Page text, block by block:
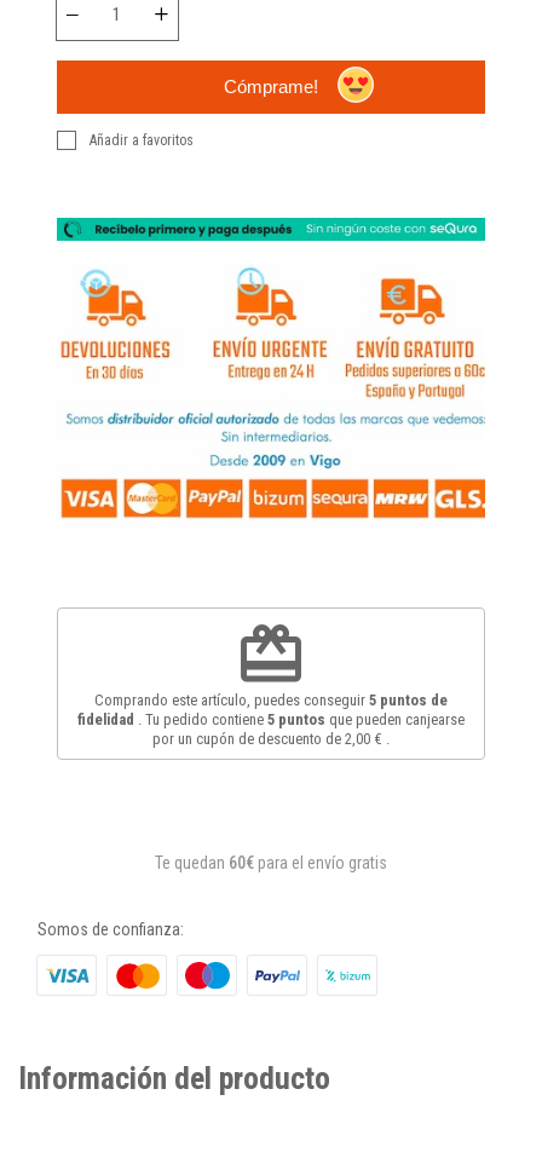
Cómprame!
Añadir a favoritos
redeem
Comprando este artículo, puedes conseguir 5 puntos de
fidelidad
. Tu pedido contiene 5 puntos que pueden canjearse
por un cupón de descuento de 2,00 €
Te quedan 60€ para el envío gratis
Somos de confianza:
Información del producto